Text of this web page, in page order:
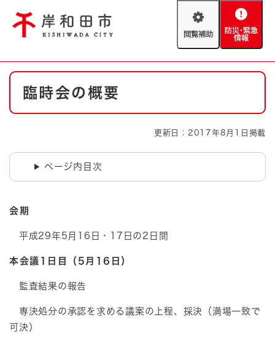
閲
助
防
緊
やさしい日本語
背景色変更 白 黒 青
防災・緊急情報
ハザードマップ AED設置箇所
本
臨時会の概要
更新日：2017年8月1日掲載
ページ内目次
会期
平成29年5月16日・17日の2日間
本会議1日目（5月16日）
監査結果の報告
専決処分の承認を求める議案の上程、採決（満場一致で
可決）